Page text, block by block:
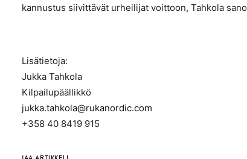
kannustus siivittävät urheilijat voittoon, Tahkola
Lisätietoja:
Jukka Tahkola
Kilpailupäällikkö
jukka.tahkola@rukanordic.com
+358 40 8419 915